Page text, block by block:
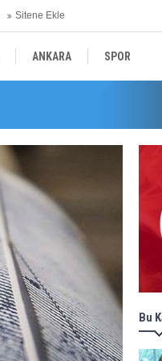
Sitene Ekle
ANKARA SPOR
Bu